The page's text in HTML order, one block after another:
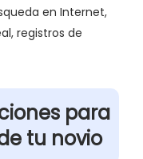
en Internet,
registros de
para
tu novio